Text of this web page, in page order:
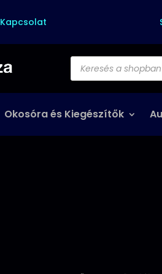
Kapcsolat
Products
search
Okosóra és Kiegészítők